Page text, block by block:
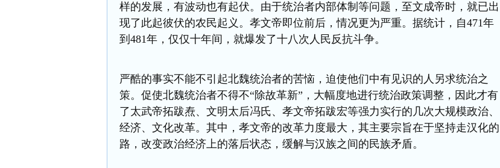
样的发展，有波动也有起伏。由于统治者内部体制等问题，至文成帝时，就已出
现了此起彼伏的农民起义。孝文帝即位前后，情况更为严重。据统计，自471年
到481年，仅仅十年间，就爆发了十八次人民反抗斗争。
严酷的事实不能不引起北魏统治者的苦恼，迫使他们中有见识的人另求统治之
策。促使北魏统治者不得不“除故革新”，大幅度地进行统治政策调整，因此才有
了太武帝拓跋焘、文明太后冯氏、孝文帝拓跋宏等强力实行的几次大规模政治、
经济、文化改革。其中，孝文帝的改革力度最大，其主要宗旨在于坚持走汉化的
路，改变政治经济上的落后状态，缓解与汉族之间的民族矛盾。